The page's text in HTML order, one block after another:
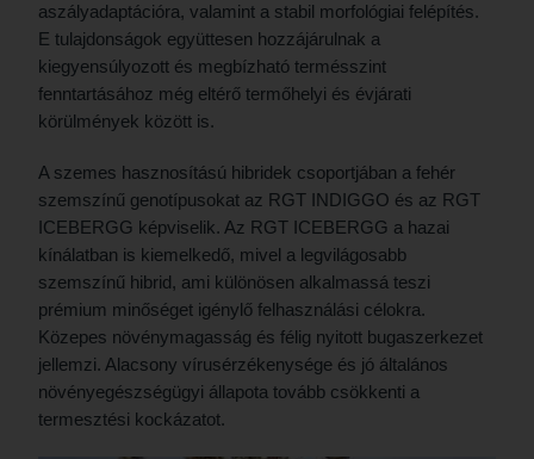
aszályadaptációra, valamint a stabil morfológiai felépítés.
E tulajdonságok együttesen hozzájárulnak a
kiegyensúlyozott és megbízható termésszint
fenntartásához még eltérő termőhelyi és évjárati
körülmények között is.
A szemes hasznosítású hibridek csoportjában a fehér
szemszínű genotípusokat az RGT INDIGGO és az RGT
ICEBERGG képviselik. Az RGT ICEBERGG a hazai
kínálatban is kiemelkedő, mivel a legvilágosabb
szemszínű hibrid, ami különösen alkalmassá teszi
prémium minőséget igénylő felhasználási célokra.
Közepes növénymagasság és félig nyitott bugaszerkezet
jellemzi. Alacsony vírusérzékenysége és jó általános
növényegészségügyi állapota tovább csökkenti a
termesztési kockázatot.